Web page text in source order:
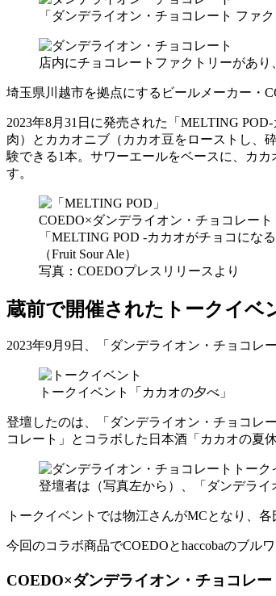
「ダンデライオン・チョコレート ファ
店内にチョコレートファクトリーがあ
埼玉県川越市を拠点にするビールメーカー・
2023年8月31日に発売された「MELTING
肉）とカカオニブ（カカオ豆をローストし、
験できる1本。サワーエールをベースに、カ
す。
COEDO×ダンデライオン・チョコレート
「MELTING POD -カカオがチョコになる
（Fruit Sour Ale）
写真：COEDOプレスリリースより
蔵前で開催されたトークイベ
2023年9月9日、「ダンデライオン・チョコレ
トークイベント「カカオの夕べ」
登壇したのは、「ダンデライオン・チョコレ
コレート」とコラボした日本酒「カカオの夏
登壇者は（写真左から）、「ダンデラ
トークイベントでは物江さんがMCとなり、
今回のコラボ商品でCOEDOとhaccobaのブル
COEDO×ダンデライオン・チョコレ